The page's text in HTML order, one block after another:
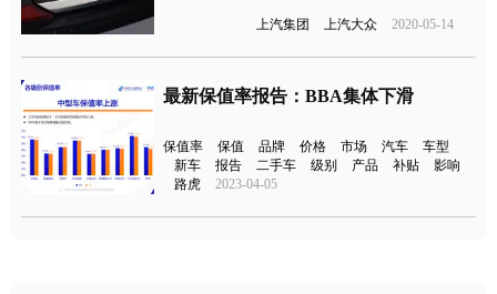
上汽集团 上汽大众 2020-05-14
最新保值率报告：BBA集体下滑
保值率 保值 品牌 价格 市场 汽车
车型
新车
报告 二手车 级别 产品 补贴
影响
路虎
2023-04-05